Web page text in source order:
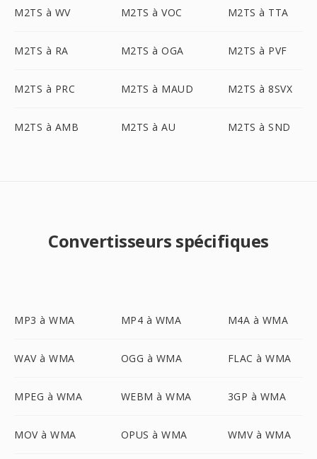
M2TS à WV M2TS à VOC M2TS à TTA
M2TS à RA M2TS à OGA M2TS à PVF
M2TS à PRC M2TS à MAUD M2TS à 8SVX
M2TS à AMB M2TS à AU M2TS à SND
Convertisseurs spécifiques
MP3 à WMA MP4 à WMA M4A à WMA
WAV à WMA OGG à WMA FLAC à WMA
MPEG à WMA WEBM à WMA 3GP à WMA
MOV à WMA OPUS à WMA WMV à WMA